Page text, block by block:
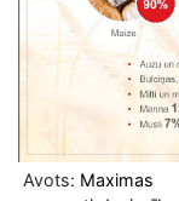
Avots: Maximas